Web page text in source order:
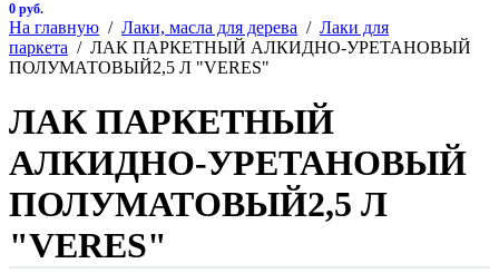
0 руб.
На главную / Лаки, масла для дерева / Лаки для
паркета / ЛАК ПАРКЕТНЫЙ АЛКИДНО-УРЕТАНОВЫЙ
ПОЛУМАТОВЫЙ2,5 Л "VERES"
ЛАК ПАРКЕТНЫЙ
АЛКИДНО-УРЕТАНОВЫЙ
ПОЛУМАТОВЫЙ2,5 Л
"VERES"